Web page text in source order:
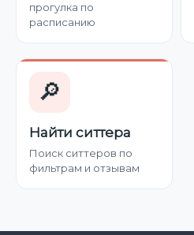
прогулка по
расписанию
🔎
Найти ситтера
Поиск ситтеров по
фильтрам и отзывам